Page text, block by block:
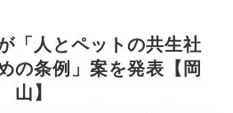
「人とペットの共生社
の条例」案を発表【岡
山】